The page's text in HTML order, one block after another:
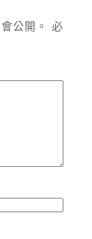
公開。
必